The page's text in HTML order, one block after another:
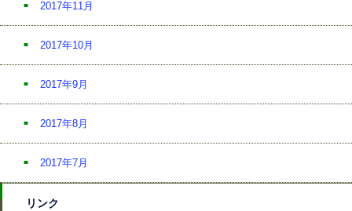
2017年11月
2017年10月
2017年9月
2017年8月
2017年7月
リンク